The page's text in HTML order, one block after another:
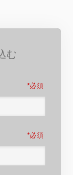
む
*
*